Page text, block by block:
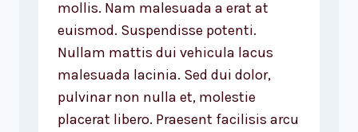
mollis. Nam malesuada a erat at
euismod. Suspendisse potenti.
Nullam mattis dui vehicula lacus
malesuada lacinia. Sed dui dolor,
pulvinar non nulla et, molestie
placerat libero. Praesent facilisis arcu